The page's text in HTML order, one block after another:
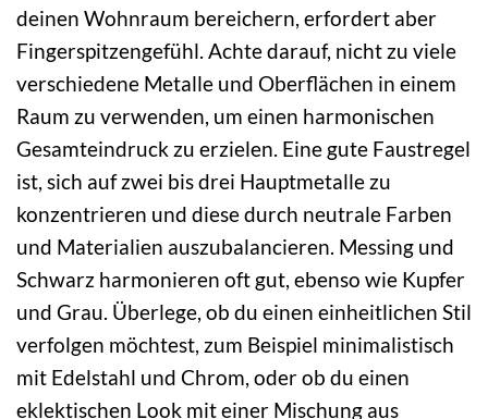
deinen Wohnraum bereichern, erfordert aber
Fingerspitzengefühl. Achte darauf, nicht zu viele
verschiedene Metalle und Oberflächen in einem
Raum zu verwenden, um einen harmonischen
Gesamteindruck zu erzielen. Eine gute Faustregel
ist, sich auf zwei bis drei Hauptmetalle zu
konzentrieren und diese durch neutrale Farben
und Materialien auszubalancieren. Messing und
Schwarz harmonieren oft gut, ebenso wie Kupfer
und Grau. Überlege, ob du einen einheitlichen Stil
verfolgen möchtest, zum Beispiel minimalistisch
mit Edelstahl und Chrom, oder ob du einen
eklektischen Look mit einer Mischung aus